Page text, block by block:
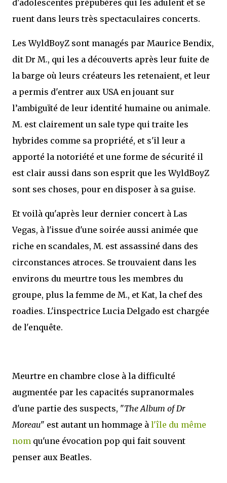
d'adolescentes prépubères qui les adulent et se
ruent dans leurs très spectaculaires concerts.
Les WyldBoyZ sont managés par Maurice Bendix,
dit Dr M., qui les a découverts après leur fuite de
la barge où leurs créateurs les retenaient, et leur
a permis d'entrer aux USA en jouant sur
l’ambiguïté de leur identité humaine ou animale.
M. est clairement un sale type qui traite les
hybrides comme sa propriété, et s'il leur a
apporté la notoriété et une forme de sécurité il
est clair aussi dans son esprit que les WyldBoyZ
sont ses choses, pour en disposer à sa guise.
Et voilà qu'après leur dernier concert à Las
Vegas, à l'issue d'une soirée aussi animée que
riche en scandales, M. est assassiné dans des
circonstances atroces. Se trouvaient dans les
environs du meurtre tous les membres du
groupe, plus la femme de M., et Kat, la chef des
roadies. L'inspectrice Lucia Delgado est chargée
de l'enquête.
Meurtre en chambre close à la difficulté
augmentée par les capacités supranormales
d'une partie des suspects, "The Album of Dr
Moreau" est autant un hommage à l'île du même
nom qu'une évocation pop qui fait souvent
penser aux Beatles.